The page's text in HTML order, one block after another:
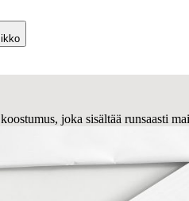
joka sisältää runsaasti